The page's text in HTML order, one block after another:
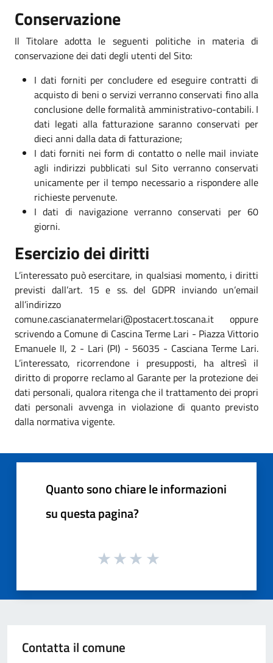
Conservazione
Il Titolare adotta le seguenti politiche in materia di
conservazione dei dati degli utenti del Sito:
I dati forniti per concludere ed eseguire contratti di
acquisto di beni o servizi verranno conservati fino alla
conclusione delle formalità amministrativo-contabili. I
dati legati alla fatturazione saranno conservati per
dieci anni dalla data di fatturazione;
I dati forniti nei form di contatto o nelle mail inviate
agli indirizzi pubblicati sul Sito verranno conservati
unicamente per il tempo necessario a rispondere alle
richieste pervenute.
I dati di navigazione verranno conservati per 60
giorni.
Esercizio dei diritti
L’interessato può esercitare, in qualsiasi momento, i diritti
previsti dall’art. 15 e ss. del GDPR inviando un’email
all’indirizzo
comune.cascianatermelari@postacert.toscana.it oppure
scrivendo a Comune di Cascina Terme Lari - Piazza Vittorio
Emanuele II, 2 - Lari (PI) - 56035 - Casciana Terme Lari.
L’interessato, ricorrendone i presupposti, ha altresì il
diritto di proporre reclamo al Garante per la protezione dei
dati personali, qualora ritenga che il trattamento dei propri
dati personali avvenga in violazione di quanto previsto
dalla normativa vigente.
Quanto sono chiare le informazioni
su questa pagina?
Contatta il comune